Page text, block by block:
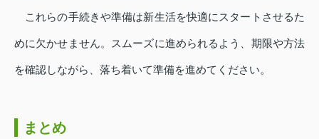
これらの手続きや準備は新生活を快適にスタートさせるた
めに欠かせません。スムーズに進められるよう、期限や方法
を確認しながら、落ち着いて準備を進めてください。
まとめ